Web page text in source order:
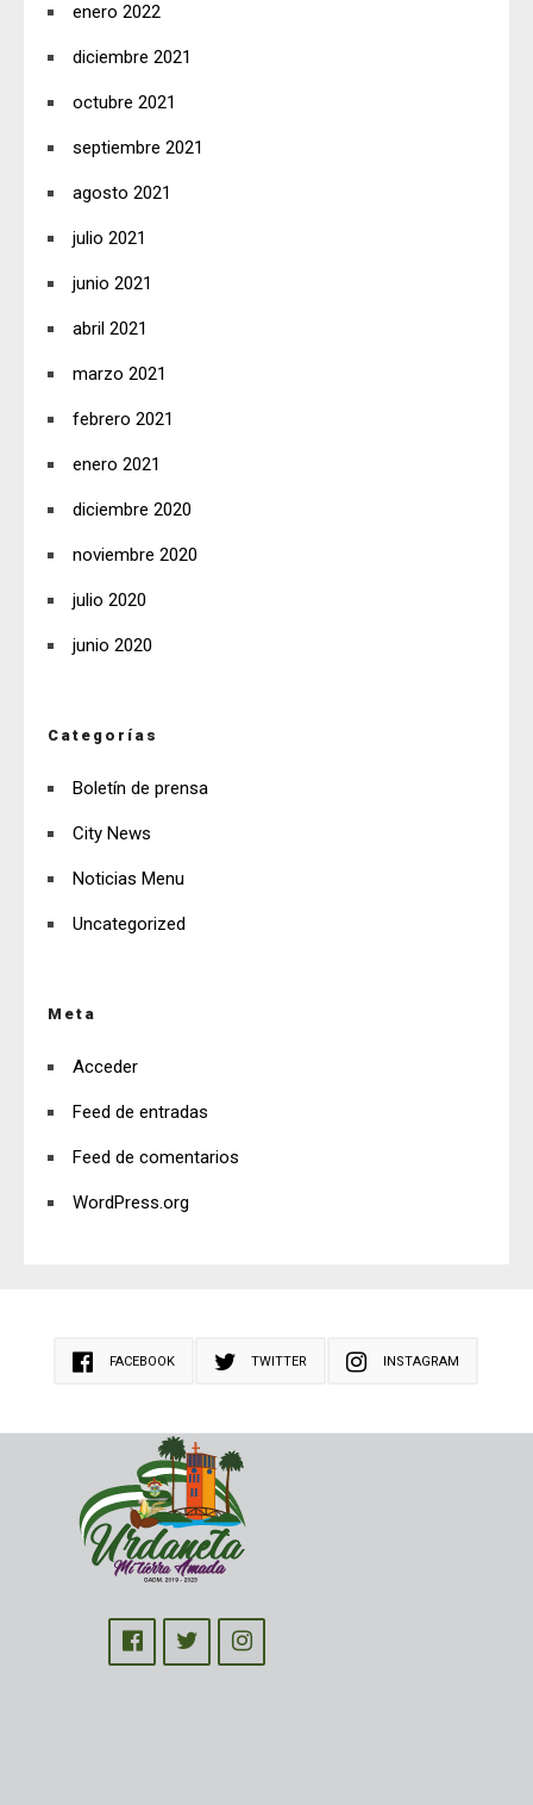
enero 2022
diciembre 2021
octubre 2021
septiembre 2021
agosto 2021
julio 2021
junio 2021
abril 2021
marzo 2021
febrero 2021
enero 2021
diciembre 2020
noviembre 2020
julio 2020
junio 2020
Categorías
Boletín de prensa
City News
Noticias Menu
Uncategorized
Meta
Acceder
Feed de entradas
Feed de comentarios
WordPress.org
FACEBOOK TWITTER INSTAGRAM